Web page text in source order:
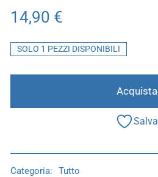
14,90 €
SOLO 1 PEZZI DISPONIBILI
Acquista
Salva
Categoria: Tutto